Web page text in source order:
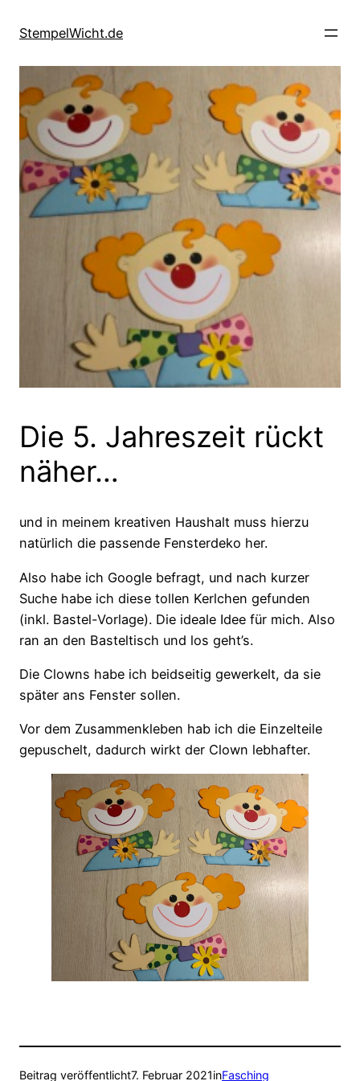
zumStempelWicht.de
Die 5. Jahreszeit rückt
näher…
und in meinem kreativen Haushalt muss hierzu
natürlich die passende Fensterdeko her.
Also habe ich Google befragt, und nach kurzer
Suche habe ich diese tollen Kerlchen gefunden
(inkl. Bastel-Vorlage). Die ideale Idee für mich. Also
ran an den Basteltisch und los geht’s.
Die Clowns habe ich beidseitig gewerkelt, da sie
später ans Fenster sollen.
Vor dem Zusammenkleben hab ich die Einzelteile
gepuschelt, dadurch wirkt der Clown lebhafter.
Beitrag veröffentlicht7. Februar 2021inFasching